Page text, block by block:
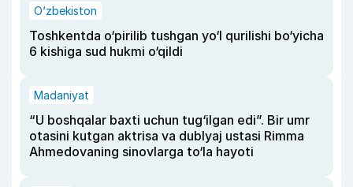
O‘zbekiston
Toshkentda o‘pirilib tushgan yo‘l qurilishi bo‘yicha
6 kishiga sud hukmi o‘qildi
Madaniyat
“U boshqalar baxti uchun tug‘ilgan edi”. Bir umr
otasini kutgan aktrisa va dublyaj ustasi Rimma
Ahmedovaning sinovlarga to‘la hayoti